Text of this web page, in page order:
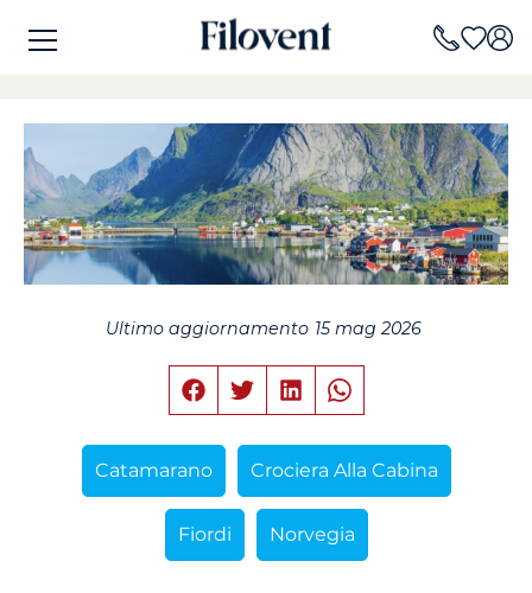
Ultimo aggiornamento 15 mag 2026
Catamarano Crociera Alla Cabina
Fiordi Norvegia